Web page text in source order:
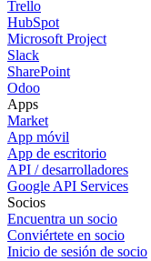
Trello
HubSpot
Microsoft Project
Slack
SharePoint
Odoo
Apps
Market
App móvil
App de escritorio
API / desarrolladores
Google API Services
Socios
Encuentra un socio
Conviértete en socio
Inicio de sesión de socio